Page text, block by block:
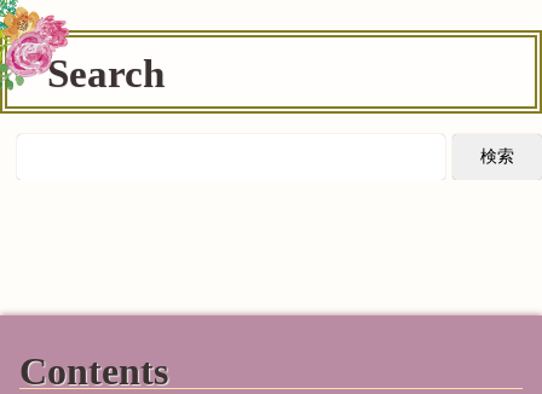
Search
Contents